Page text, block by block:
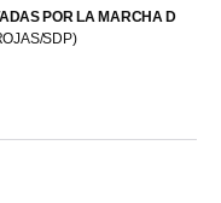
POR LA MARCHA D
SDP)